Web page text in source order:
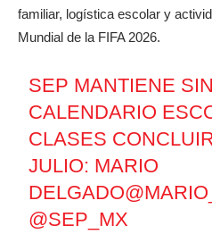
familiar, logística escolar y
Mundial de la FIFA 2026.
SEP MANTIENE
CALENDARIO
CLASES
JULIO: MARIO
DELGADO
@SEP_MX